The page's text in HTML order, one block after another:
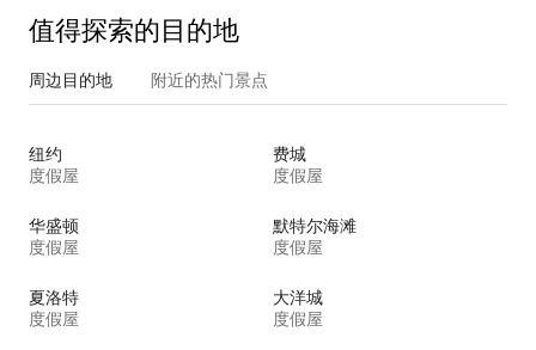
值得探索的目的地
周边目的地 附近的热门景点
纽约
度假屋
费城
度假屋
华盛顿
度假屋
默特尔海滩
度假屋
夏洛特
度假屋
大洋城
度假屋